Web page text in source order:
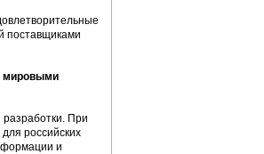
поставщиками
мировыми
При
российских
и